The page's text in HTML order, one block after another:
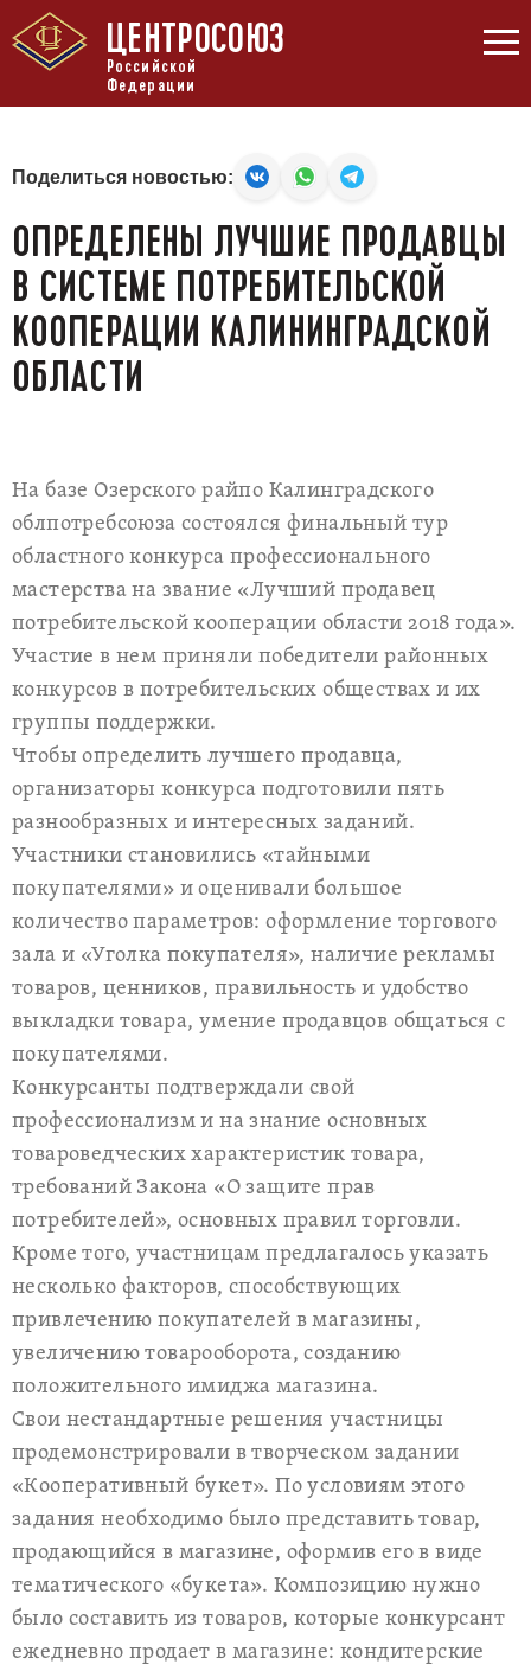
ЦЕНТРОСОЮЗ
Российской
Федерации
Поделиться новостью:
ОПРЕДЕЛЕНЫ ЛУЧШИЕ ПРОДАВЦЫ
В СИСТЕМЕ ПОТРЕБИТЕЛЬСКОЙ
КООПЕРАЦИИ КАЛИНИНГРАДСКОЙ
ОБЛАСТИ
На базе Озерского райпо Калинградского
облпотребсоюза состоялся финальный тур
областного конкурса профессионального
мастерства на звание «Лучший продавец
потребительской кооперации области 2018 года».
Участие в нем приняли победители районных
конкурсов в потребительских обществах и их
группы поддержки.
Чтобы определить лучшего продавца,
организаторы конкурса подготовили пять
разнообразных и интересных заданий.
Участники становились «тайными
покупателями» и оценивали большое
количество параметров: оформление торгового
зала и «Уголка покупателя», наличие рекламы
товаров, ценников, правильность и удобство
выкладки товара, умение продавцов общаться с
покупателями.
Конкурсанты подтверждали свой
профессионализм и на знание основных
товароведческих характеристик товара,
требований Закона «О защите прав
потребителей», основных правил торговли.
Кроме того, участницам предлагалось указать
несколько факторов, способствующих
привлечению покупателей в магазины,
увеличению товарооборота, созданию
положительного имиджа магазина.
Свои нестандартные решения участницы
продемонстрировали в творческом задании
«Кооперативный букет». По условиям этого
задания необходимо было представить товар,
продающийся в магазине, оформив его в виде
тематического «букета». Композицию нужно
было составить из товаров, которые конкурсант
ежедневно продает в магазине: кондитерские